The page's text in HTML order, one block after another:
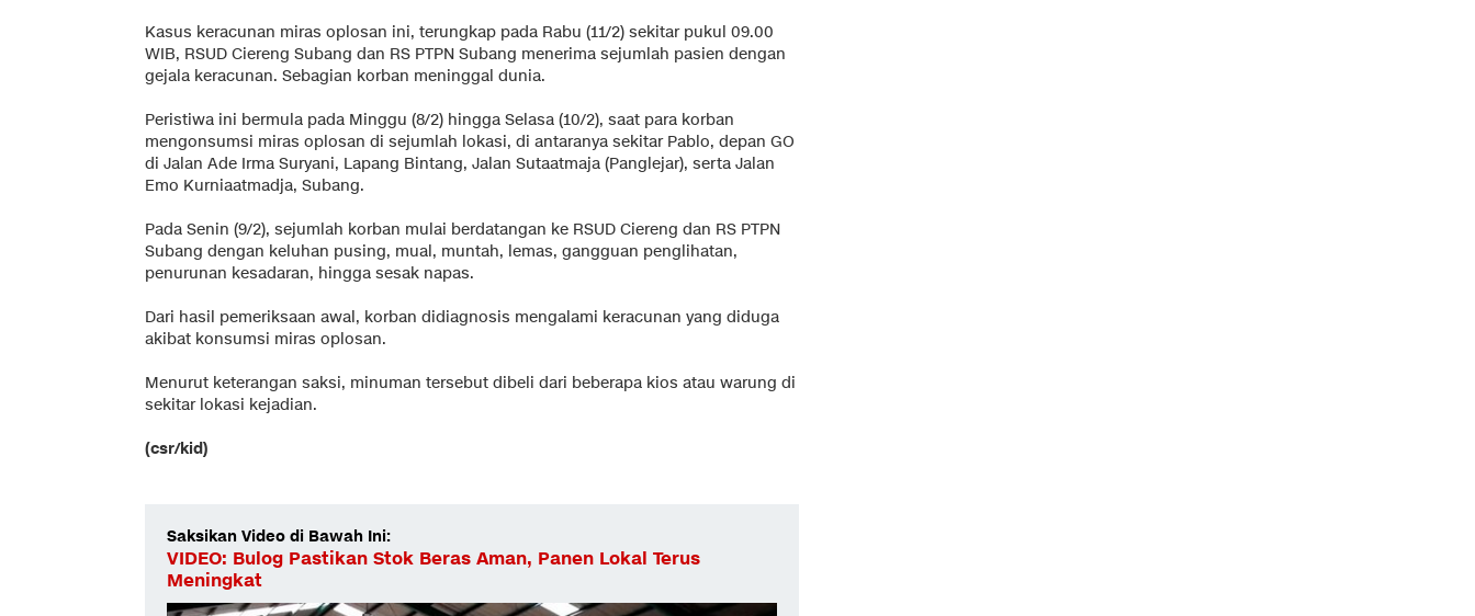
Kasus keracunan miras oplosan ini, terungkap pada Rabu (11/2) sekitar pukul 09.00
WIB, RSUD Ciereng Subang dan RS PTPN Subang menerima sejumlah pasien dengan
gejala keracunan. Sebagian korban meninggal dunia.
Peristiwa ini bermula pada Minggu (8/2) hingga Selasa (10/2), saat para korban
mengonsumsi miras oplosan di sejumlah lokasi, di antaranya sekitar Pablo, depan GO
di Jalan Ade Irma Suryani, Lapang Bintang, Jalan Sutaatmaja (Panglejar), serta Jalan
Emo Kurniaatmadja, Subang.
Pada Senin (9/2), sejumlah korban mulai berdatangan ke RSUD Ciereng dan RS PTPN
Subang dengan keluhan pusing, mual, muntah, lemas, gangguan penglihatan,
penurunan kesadaran, hingga sesak napas.
Dari hasil pemeriksaan awal, korban didiagnosis mengalami keracunan yang diduga
akibat konsumsi miras oplosan.
Menurut keterangan saksi, minuman tersebut dibeli dari beberapa kios atau warung di
sekitar lokasi kejadian.
(csr/kid)
Saksikan Video di Bawah Ini:
VIDEO: Bulog Pastikan Stok Beras Aman, Panen Lokal Terus
Meningkat